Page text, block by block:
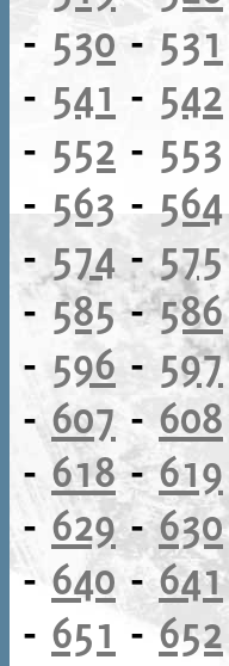
- 530 - 531
- 541 - 542
- 552 - 553
- 563 -564
- 574 - 575
- 585-586
- 596 - 597
- 607 - 608
- 618-619
- 629-630
- 640 -641
- 651 -652